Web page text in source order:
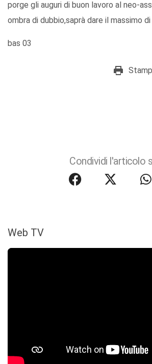
porge gli auguri di buon lavoro al neo-
ombra di dubbio,saprà dare il massimo
bas 03
Condividi l'articolo
Web TV